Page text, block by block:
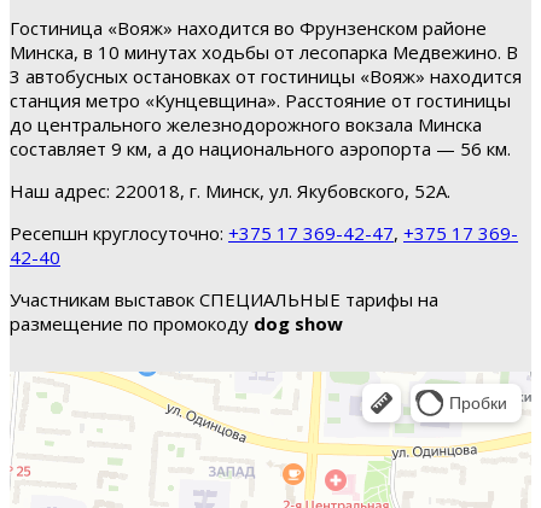
Гостиница «Вояж» находится во Фрунзенском районе
Минска, в 10 минутах ходьбы от лесопарка Медвежино. В
3 автобусных остановках от гостиницы «Вояж» находится
станция метро «Кунцевщина». Расстояние от гостиницы
до центрального железнодорожного вокзала Минска
составляет 9 км, а до национального аэропорта — 56 км.
Наш адрес: 220018, г. Минск, ул. Якубовского, 52А.
Ресепшн круглосуточно: +375 17 369-42-47, +375 17 369-
42-40
Участникам выставок СПЕЦИАЛЬНЫЕ тарифы на
размещение по промокоду dog show